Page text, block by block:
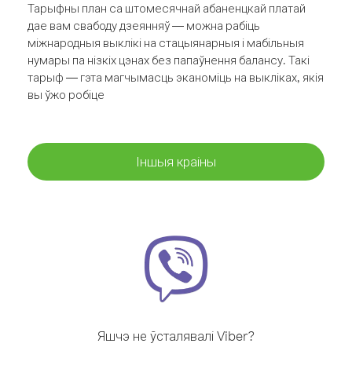
Тарыфны план са штомесячнай абаненцкай платай
дае вам свабоду дзеянняў — можна рабіць
міжнародныя выклікі на стацыянарныя і мабільныя
нумары па нізкіх цэнах без папаўнення балансу. Такі
тарыф — гэта магчымасць эканоміць на выкліках, якія
вы ўжо робіце
Іншыя краіны
Яшчэ не ўсталявалі Viber?